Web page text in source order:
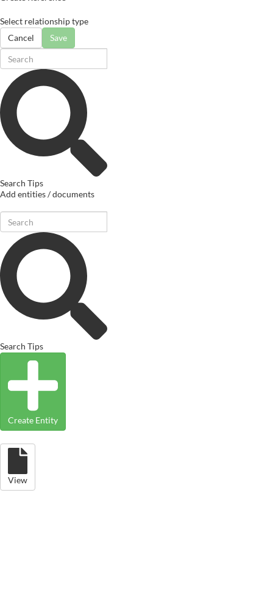
Select relationship type
Cancel
Save
Search Tips
Add entities / documents
Search Tips
Create Entity
View